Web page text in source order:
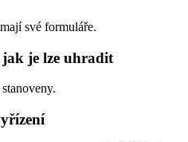
své formuláře.
je lze uhradit